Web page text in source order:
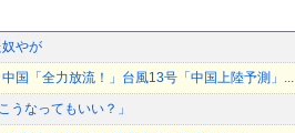
やが
国「全力放流！」台風13号「中国上陸予測」...
うなってもいい？」